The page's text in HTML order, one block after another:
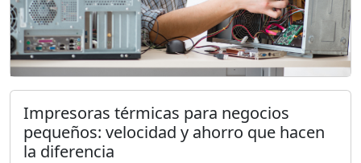
Impresoras térmicas para negocios
pequeños: velocidad y ahorro que hacen
la diferencia